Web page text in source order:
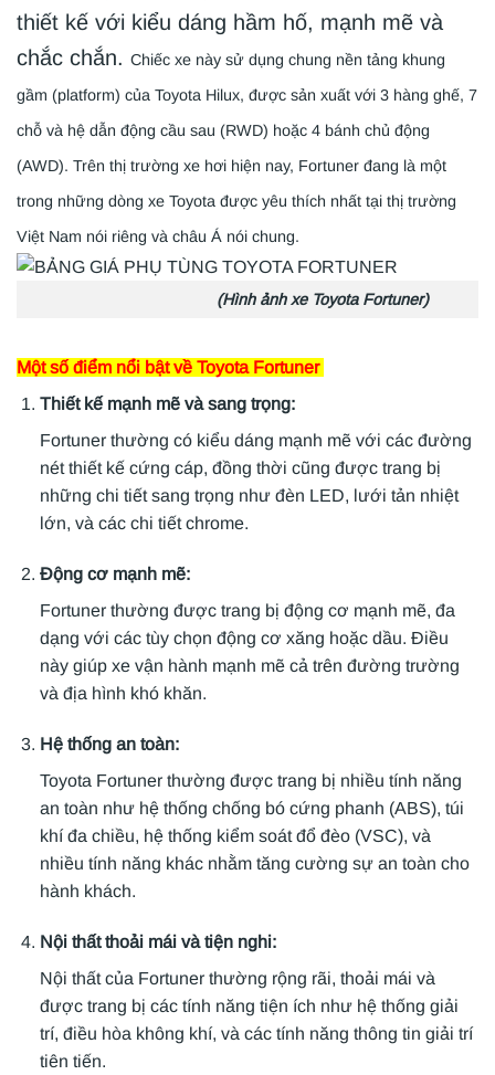
thiết kế với kiểu dáng hầm hố, mạnh mẽ và
chắc chắn. Chiếc xe này sử dụng chung nền tảng khung
gầm (platform) của Toyota Hilux, được sản xuất với 3 hàng ghế, 7
chỗ và hệ dẫn động cầu sau (RWD) hoặc 4 bánh chủ động
(AWD). Trên thị trường xe hơi hiện nay, Fortuner đang là một
trong những dòng xe Toyota được yêu thích nhất tại thị trường
Việt Nam nói riêng và châu Á nói chung.
(Hình ảnh xe Toyota Fortuner)
Một số điểm nổi bật về Toyota Fortuner
Thiết kế mạnh mẽ và sang trọng:
Fortuner thường có kiểu dáng mạnh mẽ với các đường
nét thiết kế cứng cáp, đồng thời cũng được trang bị
những chi tiết sang trọng như đèn LED, lưới tản nhiệt
lớn, và các chi tiết chrome.
Động cơ mạnh mẽ:
Fortuner thường được trang bị động cơ mạnh mẽ, đa
dạng với các tùy chọn động cơ xăng hoặc dầu. Điều
này giúp xe vận hành mạnh mẽ cả trên đường trường
và địa hình khó khăn.
Hệ thống an toàn:
Toyota Fortuner thường được trang bị nhiều tính năng
an toàn như hệ thống chống bó cứng phanh (ABS), túi
khí đa chiều, hệ thống kiểm soát đổ đèo (VSC), và
nhiều tính năng khác nhằm tăng cường sự an toàn cho
hành khách.
Nội thất thoải mái và tiện nghi:
Nội thất của Fortuner thường rộng rãi, thoải mái và
được trang bị các tính năng tiện ích như hệ thống giải
trí, điều hòa không khí, và các tính năng thông tin giải trí
tiên tiến.